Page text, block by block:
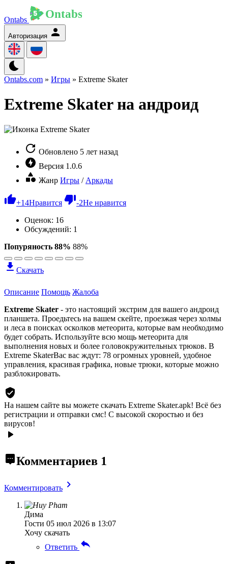
Ontabs
Авторизация
Ontabs.com » Игры » Extreme Skater
Extreme Skater на андроид
Обновлено 5 лет назад
Версия 1.0.6
Жанр Игры / Аркады
+14Нравится -2Не нравится
Оценок: 16
Обсуждений: 1
Попуряность 88% 88%
Скачать
Описание Помощь Жалоба
Extreme Skater - это настоящий экстрим для вашего андроид
планшета. Проедьтесь на вашем скейте, проезжая через холмы
и леса в поисках осколков метеорита, которые вам необходимо
будет собрать. Используйте всю мощь метеорита для
выполнения новых и более головокружительных трюков. В
Extreme SkaterВас вас ждут: 78 огромных уровней, удобное
управления, красивая графика, новые трюки, которые можно
разблокировать.
На нашем сайте вы можете скачать Extreme Skater.apk! Всё без
регистрации и отправки смс! С высокой скоростью и без
вирусов!
Комментариев 1
Комментировать
Дима
Гости 05 июл 2026 в 13:07
Хочу скачать
Ответить